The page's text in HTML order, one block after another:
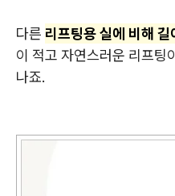
다른 리프팅용 실에 비해
이 적고 자연스러운 리프팅
나죠.